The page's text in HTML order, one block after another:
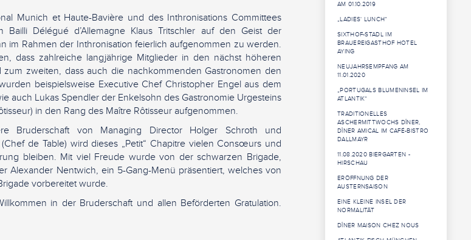
Munich et Haute-Bavière und des Inthronisations Committees
Délégué d’Allemagne Klaus Tritschler auf den Geist der
im Rahmen der Inthronisation feierlich aufgenommen zu werden.
dass zahlreiche langjährige Mitglieder in den nächst höheren
zweiten, dass auch die nachkommenden Gastronomen den
beispielsweise Executive Chef Christopher Engel aus dem
auch Lukas Spendler der Enkelsohn des Gastronomie Urgesteins
in den Rang des Maître Rôtisseur aufgenommen.
Bruderschaft von Managing Director Holger Schroth und
de Table) wird dieses „Petit“ Chapitre vielen Consœurs und
bleiben. Mit viel Freude wurde von der schwarzen Brigade,
Alexander Nentwich, ein 5-Gang-Menü präsentiert, welches von
vorbereitet wurde.
in der Bruderschaft und allen Beförderten Gratulation.
AM 01.10.2019
„LADIES‘ LUNCH“
SIXTHOF-STADL IM
BRAUEREIGASTHOF HOTEL
AYING
NEUJAHRSEMPFANG AM
11.01.2020
„PORTUGALS BLUMENINSEL IM
ATLANTIK“
TRADITIONELLES
ASCHERMITTWOCHS DÎNER,
DÎNER AMICAL IM CAFÉ-BISTRO
DALLMAYR
11.08.2020 BIERGARTEN -
HIRSCHAU
ERÖFFNUNG DER
AUSTERNSAISON
EINE KLEINE INSEL DER
NORMALITÄT
DÎNER MAISON CHEZ NOUS